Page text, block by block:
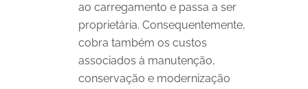
ao carregamento e passa a ser
proprietária. Consequentemente,
cobra também os custos
associados à manutenção,
conservação e modernização